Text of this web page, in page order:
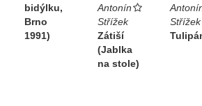
bidýlku,
Brno
1991)
Antonín
Střížek
Zátiší
(Jablka
na stole)
Střížek